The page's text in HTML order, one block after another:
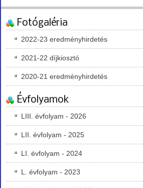
Fotógaléria
2022-23 eredményhirdetés
2021-22 díjkiosztó
2020-21 eredményhirdetés
Évfolyamok
LIII. évfolyam - 2026
LII. évfolyam - 2025
LI. évfolyam - 2024
L. évfolyam - 2023